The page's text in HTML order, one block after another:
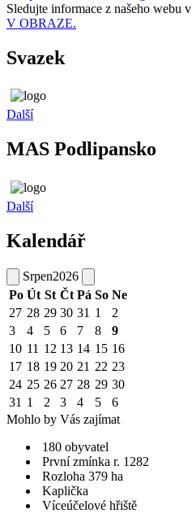
Sledujte informace z našeho webu v
V OBRAZE.
Svazek
Další
MAS Podlipansko
Další
Kalendář
Srpen2026
Po Út St Čt Pá So Ne
27 28 29 30 31 1
2
3
4 5 6 7 8
9
10 11 12 13 14 15 16
17 18 19 20 21 22 23
24 25 26 27 28 29 30
31 1 2 3 4 5
6
Mohlo by Vás zajímat
180 obyvatel
První zmínka r. 1282
Rozloha 379 ha
Kaplička
Víceúčelové hřiště